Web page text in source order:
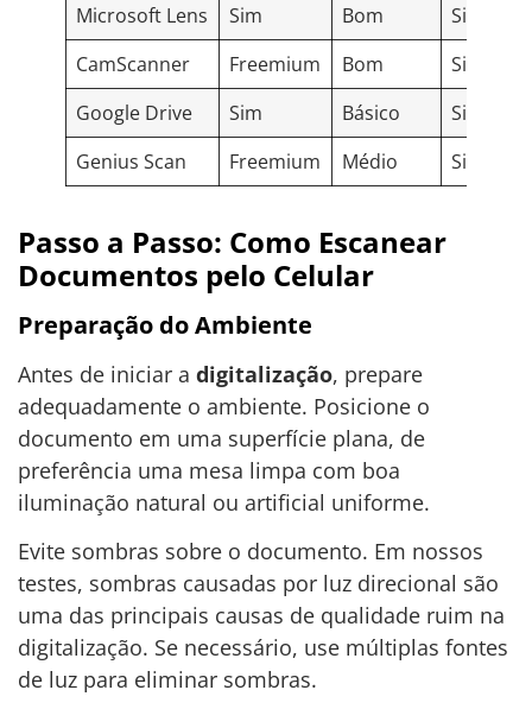
Microsoft Lens
Sim Bom
Sim
CamScanner
Freemium Bom
Sim
Google Drive
Sim Básico
Sim
Genius Scan
Freemium Médio Sim
Passo a Passo: Como Escanear
Documentos pelo Celular
Preparação do Ambiente
Antes de iniciar a digitalização, prepare
adequadamente o ambiente. Posicione o
documento em uma superfície plana, de
preferência uma mesa limpa com boa
iluminação natural ou artificial uniforme.
Evite sombras sobre o documento. Em nossos
testes, sombras causadas por luz direcional são
uma das principais causas de qualidade ruim na
digitalização. Se necessário, use múltiplas fontes
de luz para eliminar sombras.